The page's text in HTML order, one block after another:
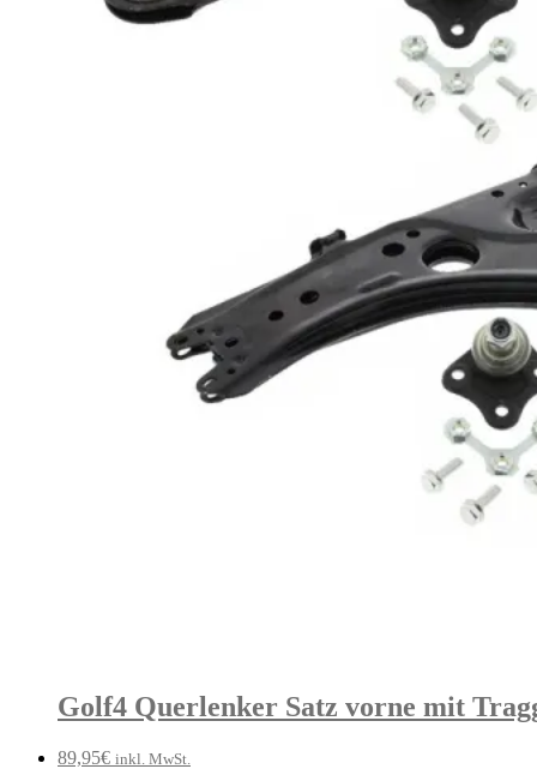
Golf4 Querlenker Satz vorne mit
89,95€ inkl. MwSt.